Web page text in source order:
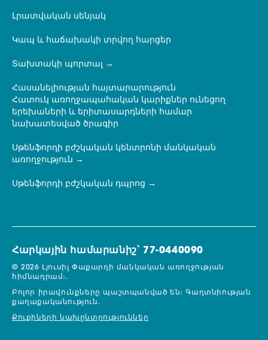
Լրատվական սենյակ
Կապ և հաճախակի տրվող հարցեր
Տախտակի պորտալ
Հասանելիության հայտարարություն
Հատուկ առողջապահական կարիքներ ունեցող
երեխաների և երիտասարդների համար
նախատեսված ծրագիր
Սթենֆորդի բժշկական կենտրոնի մանկական
առողջություն
Սթենֆորդի բժշկական դպրոց
Հարկային համարանիշ՝ 77-0440090
© 2026 Լյուսիլ Փաքարդի մանկական առողջության
հիմնադրամ։.
Բոլոր իրավունքները պաշտպանված են։Գաղտնիության
քաղաքականություն.
Քուքիների նախընտրություններ